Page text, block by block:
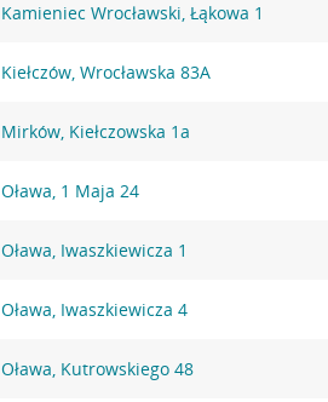
Kamieniec Wrocławski, Łąkowa 1
Kiełczów, Wrocławska 83A
Mirków, Kiełczowska 1a
Oława, 1 Maja 24
Oława, Iwaszkiewicza 1
Oława, Iwaszkiewicza 4
Oława, Kutrowskiego 48